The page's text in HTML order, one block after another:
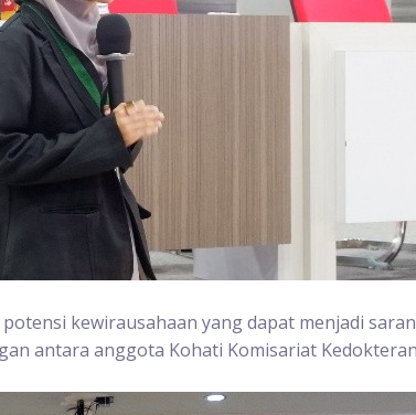
kewirausahaan yang dapat menjadi
antara anggota Kohati Komisariat